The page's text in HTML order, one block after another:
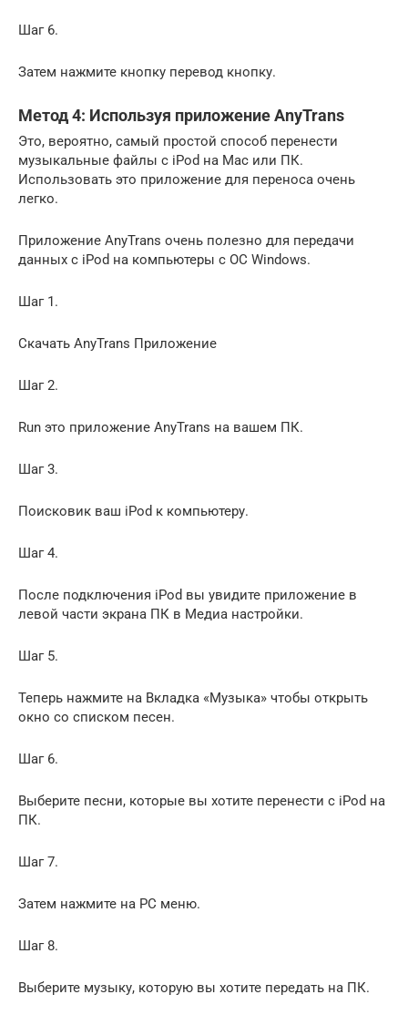
Шаг 6.
Затем нажмите кнопку перевод кнопку.
Метод 4: Используя приложение AnyTrans
Это, вероятно, самый простой способ перенести
музыкальные файлы с iPod на Mac или ПК.
Использовать это приложение для переноса очень
легко.
Приложение AnyTrans очень полезно для передачи
данных с iPod на компьютеры с ОС Windows.
Шаг 1.
Скачать AnyTrans Приложение
Шаг 2.
Run это приложение AnyTrans на вашем ПК.
Шаг 3.
Поисковик ваш iPod к компьютеру.
Шаг 4.
После подключения iPod вы увидите приложение в
левой части экрана ПК в Медиа настройки.
Шаг 5.
Теперь нажмите на Вкладка «Музыка» чтобы открыть
окно со списком песен.
Шаг 6.
Выберите песни, которые вы хотите перенести с iPod на
ПК.
Шаг 7.
Затем нажмите на PC меню.
Шаг 8.
Выберите музыку, которую вы хотите передать на ПК.